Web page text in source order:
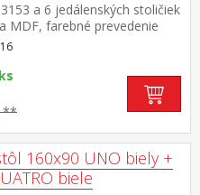
a 6 jedálenských stoličiek
MDF, farebné prevedenie
farebné prevedenie
materiál masív
plastové klzáky s
krytkou stolička: korpus PP,
farebné prevedenie
buk, výška sedu stoličky 46
(š/h/v): 160 × 90 × 74
(š/h/v): 49 × 54 × 83 cm
**
160x90 UNO biely +
biele